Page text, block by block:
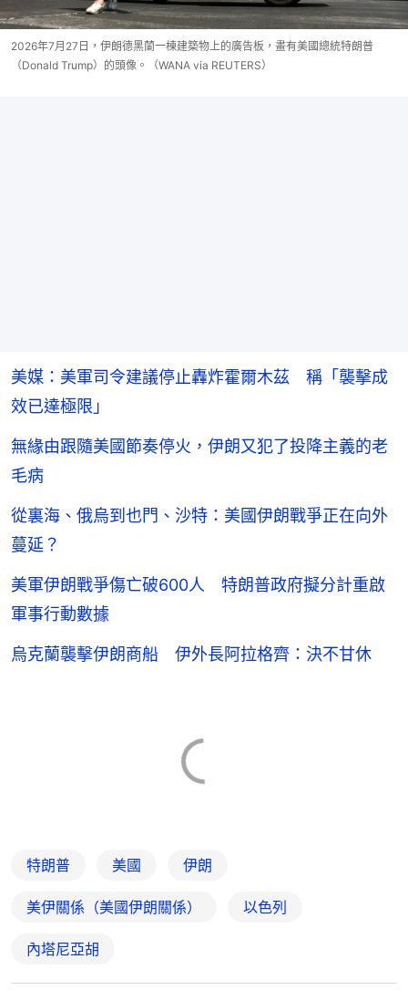
2026年7月27日，伊朗德黑蘭一棟建築物上的廣告板，畫有美國總統特朗普
（Donald Trump）的頭像。（WANA via REUTERS）
美媒：美軍司令建議停止轟炸霍爾木茲 稱「襲擊成
效已達極限」
無緣由跟隨美國節奏停火，伊朗又犯了投降主義的老
毛病
從裏海、俄烏到也門、沙特：美國伊朗戰爭正在向外
蔓延？
美軍伊朗戰爭傷亡破600人 特朗普政府擬分計重啟
軍事行動數據
烏克蘭襲擊伊朗商船 伊外長阿拉格齊：決不甘休
特朗普 美國 伊朗
美伊關係（美國伊朗關係） 以色列
內塔尼亞胡